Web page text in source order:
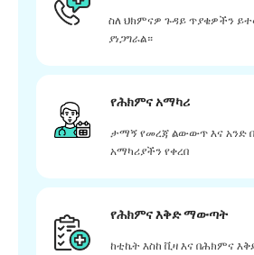
ስለ ህክምናዎ ጉዳይ ጥያቄዎችን
ያነጋግራል።
የሕክምና አማካሪ
ታማኝ የመረጃ ልውውጥ እና አንድ
አማካሪያችን የቀረበ
የሕክምና እቅድ ማውጣት
ከቲኬት እስከ ቪዛ እና በሕክምና